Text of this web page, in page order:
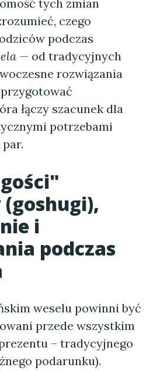
tych zmian
czego
podczas
— od tradycyjnych
rozwiązania
łączy szacunek dla
potrzebami
i
podczas
weselu powinni być
przede wszystkim
– tradycyjnego
podarunku).